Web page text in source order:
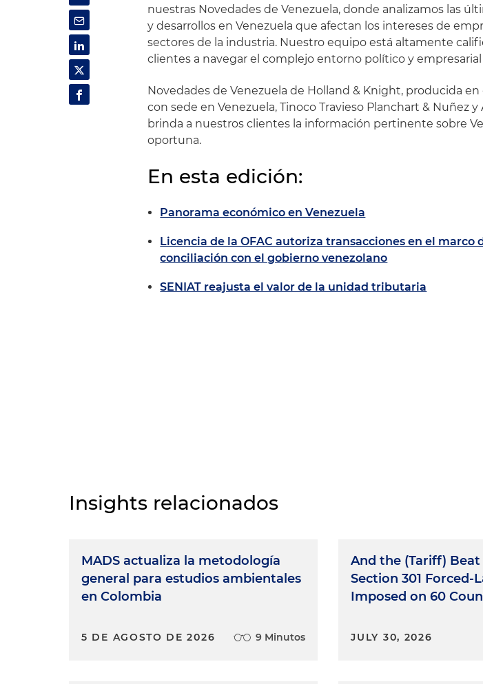
nuestras Novedades de Venezuela, donde analizamos las
y desarrollos en Venezuela que afectan los intereses de
sectores de la industria. Nuestro equipo está altamente
clientes a navegar el complejo entorno político y empresarial
Novedades de Venezuela de Holland & Knight, producida
con sede en Venezuela, Tinoco Travieso Planchart & Nuñez y
brinda a nuestros clientes la información pertinente sobre
oportuna.
En esta edición:
Panorama económico en Venezuela
Licencia de la OFAC autoriza transacciones en el marco
conciliación con el gobierno venezolano
SENIAT reajusta el valor de la unidad tributaria
Insights relacionados
MADS actualiza la metodología
general para estudios ambientales
en Colombia
5 DE AGOSTO DE 2026 9 Minutos
And the (Tariff) Beat
Section 301 Forced-
Imposed on 60
JULY 30, 2026